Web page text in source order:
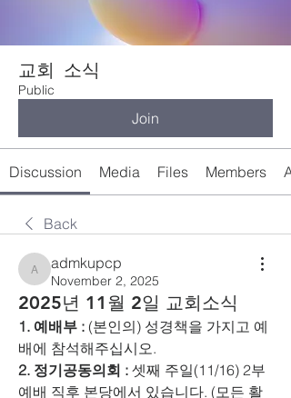
교회 소식
Public
Join
Discussion Media Files Members
Back
admkupcp
admkupcp
November 2, 2025
2025년 11월 2일 교회소식
1. 예배부 : (본인의) 성경책을 가지고 예
배에 참석해주십시오.
2. 정기공동의회 : 셋째 주일(11/16) 2부
예배 직후 본당에서 있습니다. (모든 활